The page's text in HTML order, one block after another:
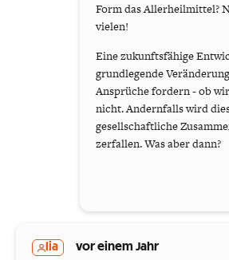
Form das Allerheilmittel?
vielen!
Eine zukunftsfähige
grundlegende
Ansprüche fordern - ob
nicht. Andernfalls wird
gesellschaftliche
zerfallen. Was aber dann?
lia vor einem Jahr